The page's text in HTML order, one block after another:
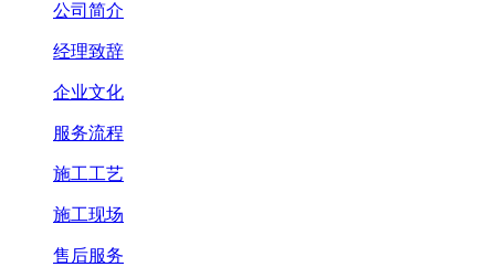
公司简介
经理致辞
企业文化
服务流程
施工工艺
施工现场
售后服务